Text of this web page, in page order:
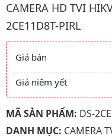
CAMERA HD TVI
2CE11D8T-PIRL
Giá và
Giá bán
Giá niêm yết
MÃ SẢN PHẨM: DS-
DANH MỤC: CAMERA